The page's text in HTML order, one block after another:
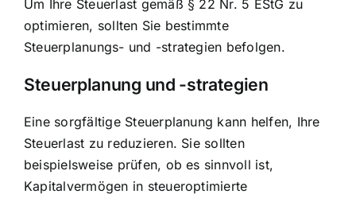
Um Ihre Steuerlast gemäß § 22 Nr. 5 EStG zu
optimieren, sollten Sie bestimmte
Steuerplanungs- und -strategien befolgen.
Steuerplanung und -strategien
Eine sorgfältige Steuerplanung kann helfen, Ihre
Steuerlast zu reduzieren. Sie sollten
beispielsweise prüfen, ob es sinnvoll ist,
Kapitalvermögen in steueroptimierte